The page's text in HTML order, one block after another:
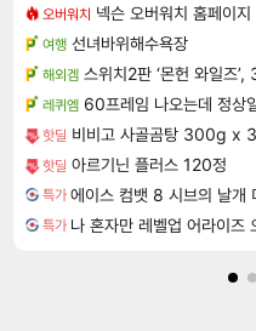
오버워치 넥슨 오버워치 홈페이
여행 선녀바위해수욕장
해외겜 스위치2판 ‘몬헌 와일즈
레퀴엠 60프레임 나오는데 정상
핫딜 비비고 사골곰탕 300g x
핫딜 아르기닌 플러스 120정
특가
특가